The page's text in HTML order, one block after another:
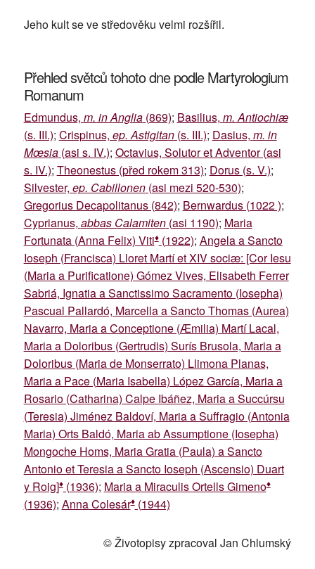
Jeho kult se ve středověku velmi rozšířil.
Přehled světců tohoto dne podle Martyrologium
Romanum
Edmundus, m. in Anglia(869); Basilius, m. Antiochiæ
(s. III.); Crispinus, ep. Astigitan(s. III.); Dasius, m. in
Mœsia(asi s. IV.); Octavius, Solutor et Adventor (asi
s. IV.); Theonestus (před rokem 313); Dorus (s. V.);
Silvester, ep. Cabillonen(asi mezi 520-530);
Gregorius Decapolitanus (842); Bernwardus (1022 );
Cyprianus, abbas Calamiten(asi 1190); Maria
Fortunata (Anna Felix) Viti♦(1922); Angela a Sancto
Ioseph (Francisca) Lloret Martí et XIV sociæ: [Cor Iesu
(Maria a Purificatione) Gómez Vives, Elisabeth Ferrer
Sabriá, Ignatia a Sanctissimo Sacramento (Iosepha)
Pascual Pallardó, Marcella a Sancto Thomas (Aurea)
Navarro, Maria a Conceptione (Æmilia) Martí Lacal,
Maria a Doloribus (Gertrudis) Surís Brusola, Maria a
Doloribus (Maria de Monserrato) Llimona Planas,
Maria a Pace (Maria Isabella) López García, Maria a
Rosario (Catharina) Calpe Ibáñez, Maria a Succúrsu
(Teresia) Jiménez Baldoví, Maria a Suffragio (Antonia
Maria) Orts Baldó, Maria ab Assumptione (Iosepha)
Mongoche Homs, Maria Gratia (Paula) a Sancto
Antonio et Teresia a Sancto Ioseph (Ascensio) Duart
y Roig]♦(1936); Maria a Miraculis Ortells Gimeno♦
(1936); Anna Colesár♦(1944)
© Životopisy zpracoval Jan Chlumský